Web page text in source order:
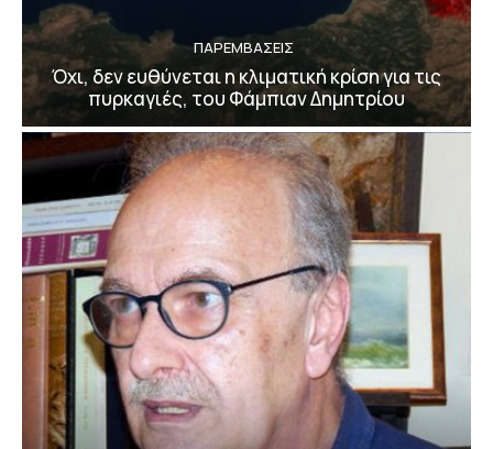
ΠΑΡΕΜΒΑΣΕΙΣ
Όχι, δεν ευθύνεται η κλιματική κρίση για τις
πυρκαγιές, του Φάμπιαν Δημητρίου